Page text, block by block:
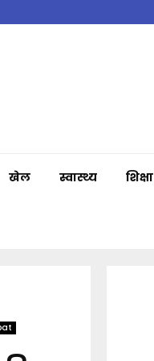
खेल स्वास्थ्य शिक्षा